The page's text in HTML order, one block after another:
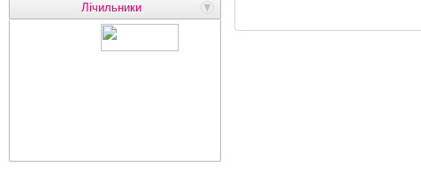
Лічильники